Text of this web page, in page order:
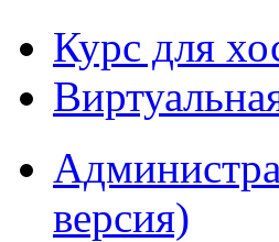
Курс для
версия)